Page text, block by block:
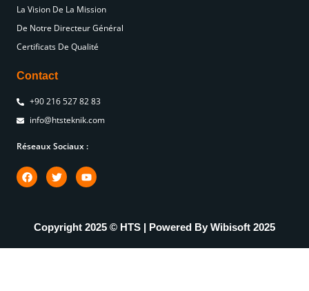
La Vision De La Mission
De Notre Directeur Général
Certificats De Qualité
Contact
+90 216 527 82 83
info@htsteknik.com
Réseaux Sociaux :
Copyright 2025 © HTS | Powered By Wibisoft 2025